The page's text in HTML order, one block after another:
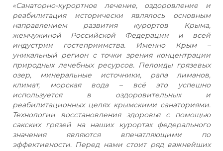
«Санаторно-курортное лечение, оздоровление и
реабилитация исторически являлось основным
направлением развития курортов Крыма,
жемчужиной Российской Федерации и всей
индустрии гостеприимства. Именно Крым –
уникальный регион с точки зрения концентрации
природных лечебных ресурсов. Пелоиды грязевых
озер, минеральные источники, рапа лиманов,
климат, морская вода – всё это успешно
используется в оздоровительных и
реабилитационных целях крымскими санаториями.
Технологии восстановления здоровья с помощью
сакских грязей на наших курортах федерального
значения являются впечатляющими по
эффективности. Перед нами стоит ряд важнейших